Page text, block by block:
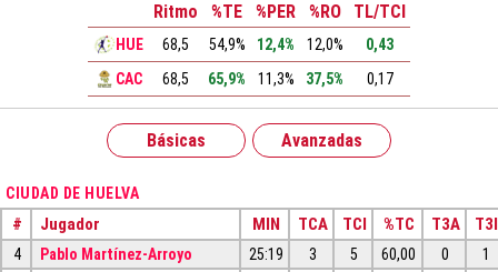
Ritmo
%TE %PER %RO TL/TCI
HUE 68,5 54,9% 12,4% 12,0%
0,43
CAC
68,5 65,9% 11,3% 37,5% 0,17
Básicas Avanzadas
CIUDAD DE HUELVA
# Jugador MIN TCA TCI %TC T3A T3I
4 Pablo Martínez-Arroyo 25:19 3 5 60,00 0
1